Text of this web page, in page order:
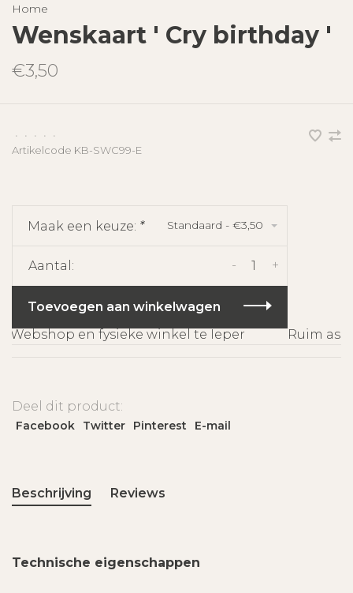
Home
Wenskaart ' Cry birthday '
€3,50
• • • •
•
Artikelcode KB-SWC99-E
Maak een keuze: * Standaard - €3,50
Aantal: +
-
Toevoegen aan winkelwagen
Webshop en fysieke winkel te Ieper
Ruim
Deel dit product:
Facebook Twitter Pinterest E-mail
Beschrijving Reviews
Technische eigenschappen